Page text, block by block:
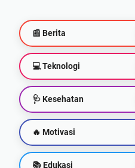
📰 Berita
💻 Teknologi
🩺 Kesehatan
🔥 Motivasi
📚 Edukasi